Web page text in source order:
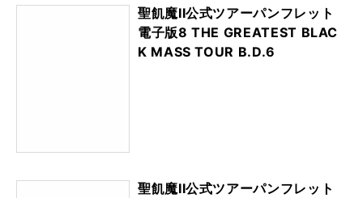
聖飢魔II公式ツアーパンフレット
電子版8 THE GREATEST BLAC
K MASS TOUR B.D.6
聖飢魔II公式ツアーパンフレット